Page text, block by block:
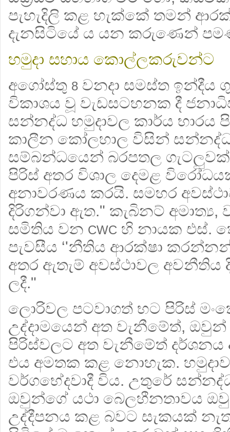
පැහැදිලි කළ හැක්කේ තමන්
දැනසිටියේ ය යන කරුණෙන්
හමුදා සහාය කොල්ලකරුවන්ට
අගෝස්තු 8 වනදා සමස්ත ඉන්දීය
විකාශය වූ වැඩසටහනක දී
සන්නද්ධ හමුදාවල කාර්ය භාරය
කාලීන කෝලහාල විසින්
සම්බන්ධයෙන් බරපතල
පිරිස් අතර විශාල දෙමළ
අනාවරණය කරයි. සමහර
දිරිගන්වා ඇත." කැබිනට්
සමිතිය වන CWC හි නායක එස්.
පැවසීය ‘'නීතිය ආරක්ෂා
අතර ඇතැම් අවස්ථාවල අවනීතිය
ලදී."
ලොරිවල පටවාගත් භට පිරිස්
උද්දාමයෙන් අත වැනීමේත්, ඔවුන්
පිරිස්වලට අත වැනීමේත්
එය අමතක කළ නොහැක. හමුදාව
වර්ගභේදවාදී විය. උතුරේ
ඔවුන්ගේ යථා බෙලහීනතාවය
උද්දීපනය කළ බවට සැකයක්